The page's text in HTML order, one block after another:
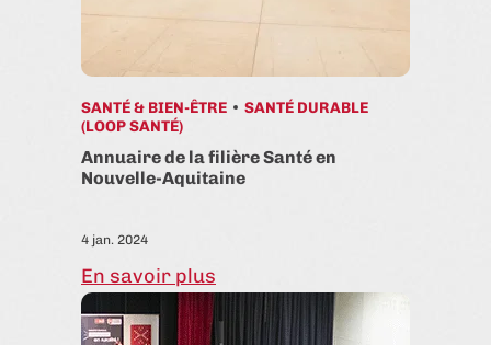
SANTÉ & BIEN-ÊTRE
SANTÉ DURABLE
(LOOP SANTÉ)
Annuaire de la filière Santé en
Nouvelle-Aquitaine
4 jan. 2024
En savoir plus